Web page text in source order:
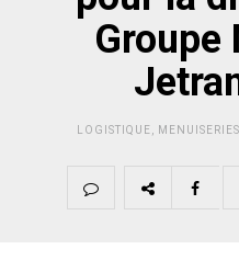
Groupe
LOGISTIQUE MENUISERIES